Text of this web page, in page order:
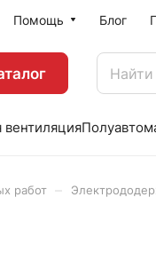
Помощь Блог
работ